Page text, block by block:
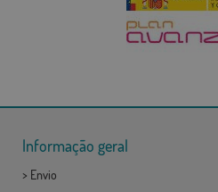
Informação geral
> Envio